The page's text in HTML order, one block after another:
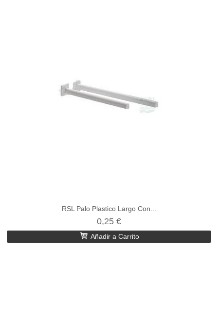
RSL Palo Plastico Largo Con...
0,25 €
Añadir a Carrito